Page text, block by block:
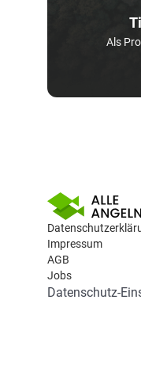
Als
Impressum
AGB
Jobs
Datenschutz-